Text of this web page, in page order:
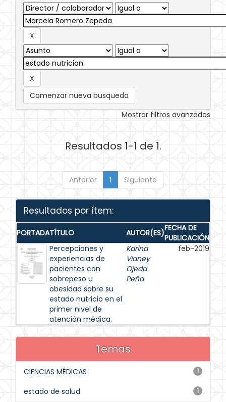
Comenzar nueva busqueda
Mostrar filtros avanzados
Resultados 1-1 de 1.
Anterior 1 Siguiente
Resultados por ítem:
PORTADATÍTULO AUTOR(ES)FECHA DE
PUBLICACIÓN
Percepciones y
experiencias de
pacientes con
sobrepeso u
obesidad sobre su
estado nutricio en el
primer nivel de
atención médica.
Karina
Vianey
Ojeda
Peña
feb-2019
Temas
1
CIENCIAS MÉDICAS
1
estado de salud